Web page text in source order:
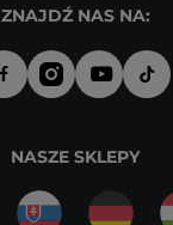
ZNAJDŹ NAS NA:
NASZE SKLEPY